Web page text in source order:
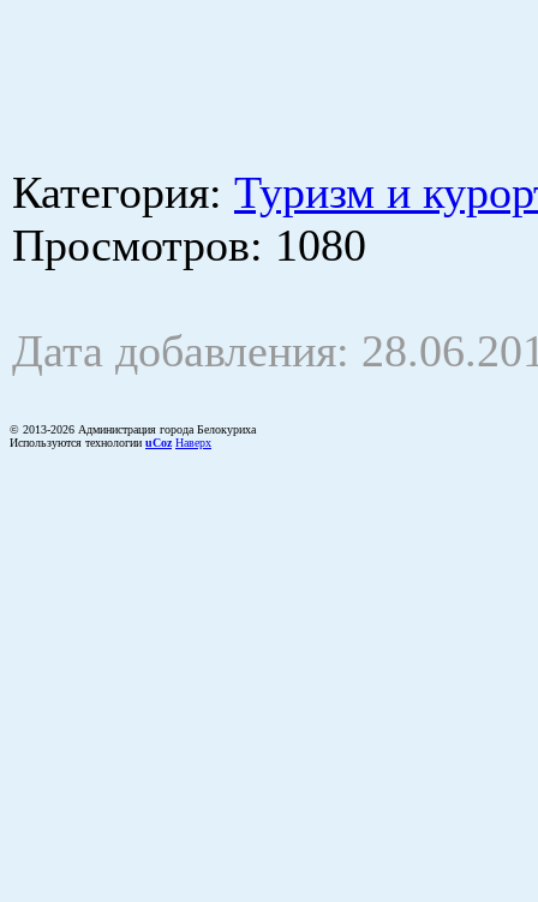
Категория: Туризм и
Просмотров: 1080
Дата добавления:
© 2013-2026 Администрация города Белокуриха
Используются технологии uCoz Наверх